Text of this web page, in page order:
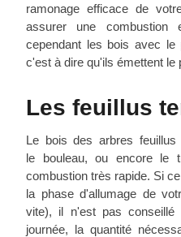
ramonage efficace de
assurer une
cependant les bois avec le
c'est à dire qu'ils émettent le
Les feuillus
Le bois des arbres
le bouleau, ou encore le
combustion très rapide. Si
la phase d'allumage de
vite), il n'est pas
journée, la quantité